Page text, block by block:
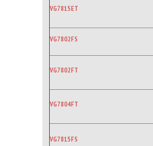
VG7815ET
VG7802FS
VG7802FT
VG7804FT
VG7815FS